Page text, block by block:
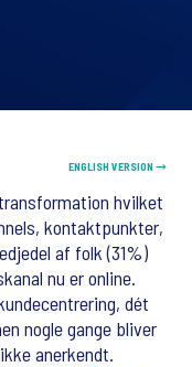
ENGLISH VERSION →
hvilket
kontaktpunkter,
af folk (31%)
nu er online.
dét
nogle gange bliver
anerkendt.